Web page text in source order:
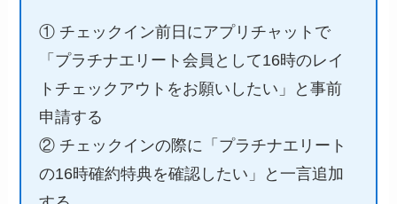
① チェックイン前日にアプリチャットで
「プラチナエリート会員として16時のレイ
トチェックアウトをお願いしたい」と事前
申請する
② チェックインの際に「プラチナエリート
の16時確約特典を確認したい」と一言追加